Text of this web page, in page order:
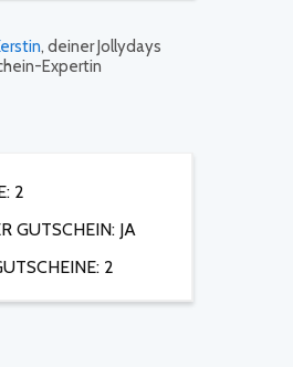
, deiner Jollydays
Expertin
2
GUTSCHEIN: JA
2